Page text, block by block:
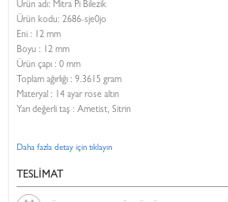
Ürün adı: Mitra Pi Bilezik
Ürün kodu: 2686-sje0jo
Eni : 12 mm
Boyu : 12 mm
Ürün çapı : 0 mm
Toplam ağırlığı : 9.3615 gram
Materyal : 14 ayar rose altın
Yarı değerli taş : Ametist, Sitrin
Daha fazla detay için tıklayın
TESLİMAT